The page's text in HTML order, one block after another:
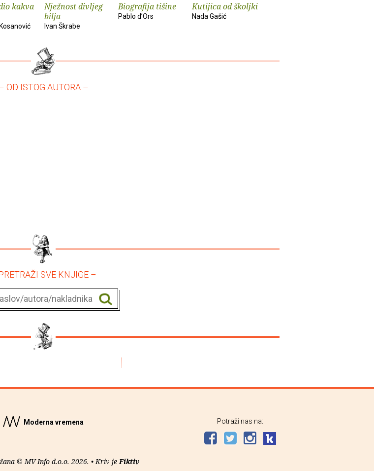
kakva
Nježnost divljeg
bilja
Ivan Škrabe
Biografija tišine
Pablo d’Ors
Kutijica od školjki
Nada Gašić
OD ISTOG AUTORA –
SVE KNJIGE –
Moderna vremena
© MV Info d.o.o. 2026. • Kriv je Fiktiv
Potraži nas na: